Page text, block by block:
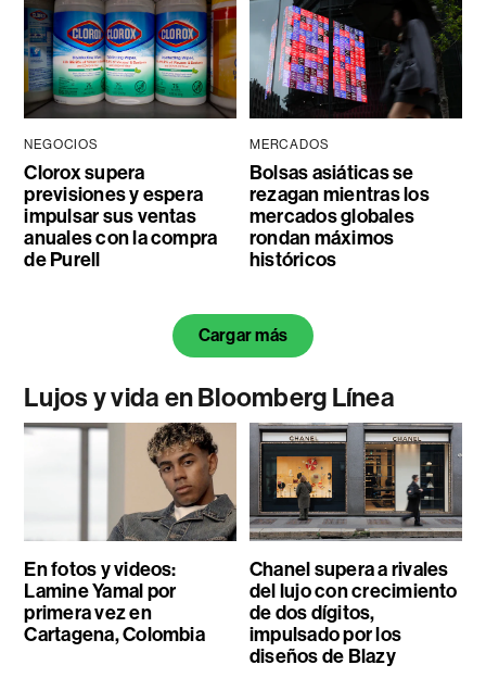
NEGOCIOS
Clorox supera
previsiones y espera
impulsar sus ventas
anuales con la compra
de Purell
MERCADOS
Bolsas asiáticas se
rezagan mientras los
mercados globales
rondan máximos
históricos
Cargar más
Lujos y vida en Bloomberg Línea
En fotos y videos:
Lamine Yamal por
primera vez en
Cartagena, Colombia
Chanel supera a rivales
del lujo con crecimiento
de dos dígitos,
impulsado por los
diseños de Blazy